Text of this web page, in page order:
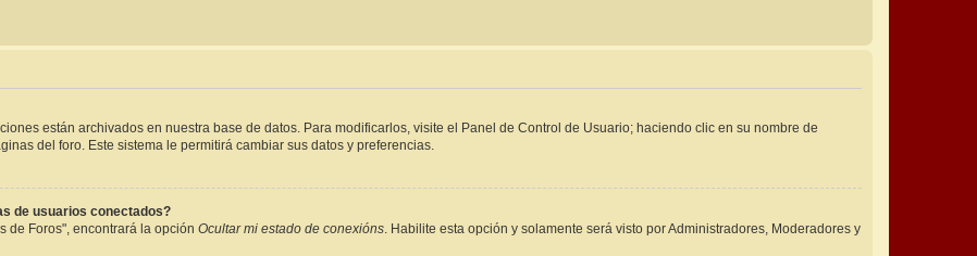
están archivados en nuestra base de datos. Para modificarlos, visite el Panel de Control de Usuario; haciendo clic en su nombre de
del foro. Este sistema le permitirá cambiar sus datos y preferencias.
de usuarios conectados?
de Foros", encontrará la opción Ocultar mi estado de conexións. Habilite esta opción y solamente será visto por Administradores, Moderadores y